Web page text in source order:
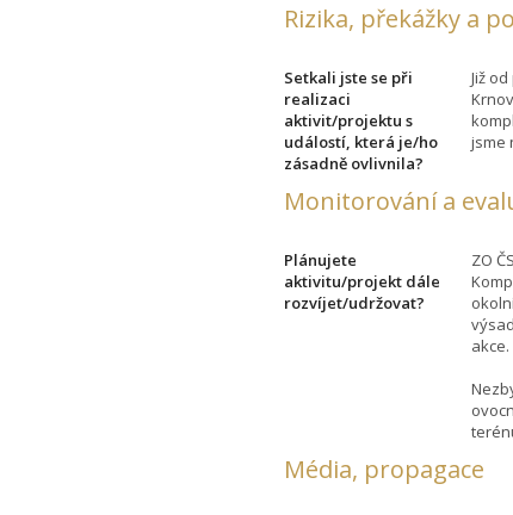
Rizika, překážky a
Setkali jste se při
realizaci
aktivit/projektu s
událostí, která je/ho
zásadně ovlivnila?
Již
jsme
Monitorování a
Plánujete
aktivitu/projekt dále
rozvíjet/udržovat?
ZO
akce.
Média, propagace